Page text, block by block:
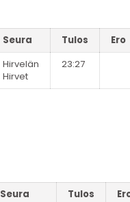
Seura Tulos
Ero
Hirvelän
Hirvet
23:27
Seura Tulos